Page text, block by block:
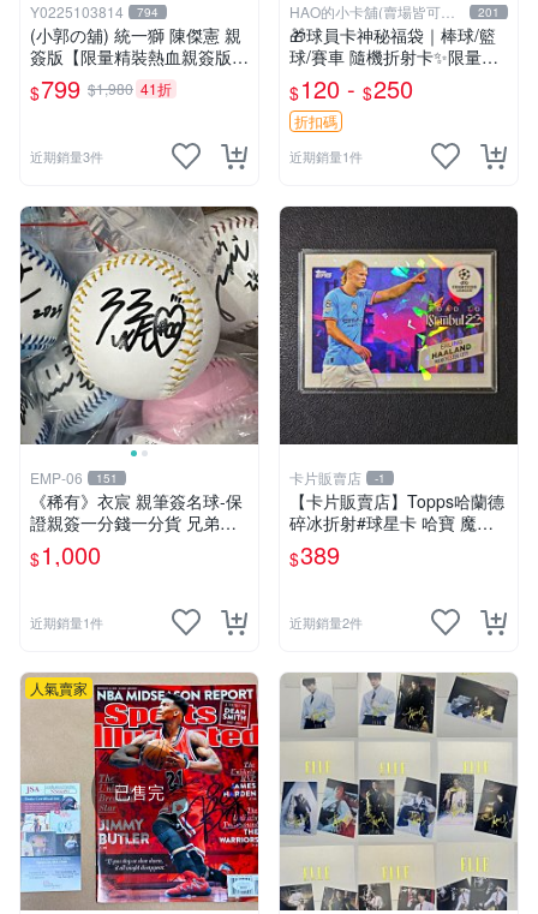
Y0225103814 794
(小郭の舖) 統一獅 陳傑憲 親
簽版【限量精裝熱血親簽版】
突破極限的信念 全新未拆封
照片是自己開封一本拍的 出
$799 $1,980 41折
近期銷量3件
HAO的小卡舖(賣場皆可議
價
201
🎁球員卡神秘福袋｜棒球/籃
球/賽車 隨機折射卡✨限量平
行卡等你抽！
$120 - $250
折扣碼
近期銷量1件
EMP-06 151
《稀有》衣宸 親筆簽名球-保
證親簽一分錢一分貨 兄弟象P
S女孩啦啦隊簽名球-本土最頂
啦啦隊 中信兄弟 中華職棒cp
$1,000
近期銷量1件
卡片販賣店 -1
【卡片販賣店】Topps哈蘭德
碎冰折射#球星卡 哈寶 魔人
布歐 曼城 英超
$389
近期銷量2件
人氣賣家
已售完